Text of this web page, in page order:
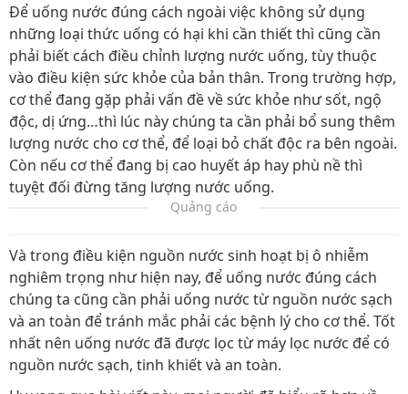
Để uống nước đúng cách ngoài việc không sử dụng
những loại thức uống có hại khi cần thiết thì cũng cần
phải biết cách điều chỉnh lượng nước uống, tùy thuộc
vào điều kiện sức khỏe của bản thân. Trong trường hợp,
cơ thể đang gặp phải vấn đề về sức khỏe như sốt, ngộ
độc, dị ứng…thì lúc này chúng ta cần phải bổ sung thêm
lượng nước cho cơ thể, để loại bỏ chất độc ra bên ngoài.
Còn nếu cơ thể đang bị cao huyết áp hay phù nề thì
tuyệt đối đừng tăng lượng nước uống.
Quảng cáo
Và trong điều kiện nguồn nước sinh hoạt bị ô nhiễm
nghiêm trọng như hiện nay, để uống nước đúng cách
chúng ta cũng cần phải uống nước từ nguồn nước sạch
và an toàn để tránh mắc phải các bệnh lý cho cơ thể. Tốt
nhất nên uống nước đã được lọc từ máy lọc nước để có
nguồn nước sạch, tinh khiết và an toàn.